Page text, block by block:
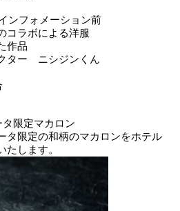
フォメーション前
ラボによる洋服
品
ー ニシジンくん
限定マカロン
限定の和柄のマカロンをホテル
たします。